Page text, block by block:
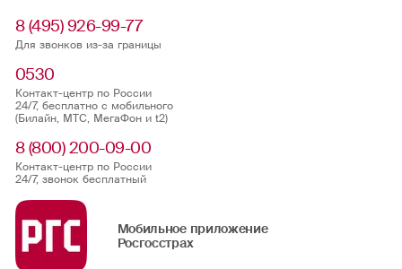
8 (495) 926-99-77
Для звонков из-за границы
0530
Контакт-центр по России
24/7, бесплатно с мобильного
(Билайн, МТС, МегаФон и t2)
8 (800) 200-09-00
Контакт-центр по России
24/7, звонок бесплатный
Мобильное приложение
Росгосстрах